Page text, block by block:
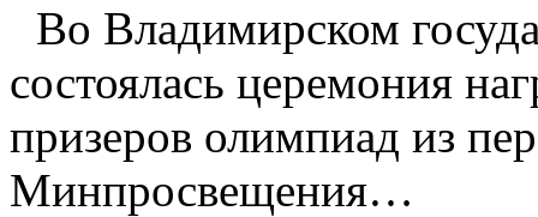
Во Владимирском
состоялась церемония
призеров олимпиад из
Минпросвещения…